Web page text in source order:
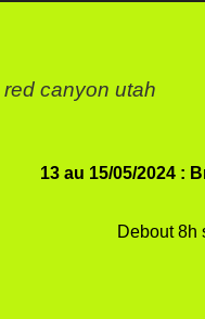
red canyon utah
13 au 15/05/2024 :
Debout